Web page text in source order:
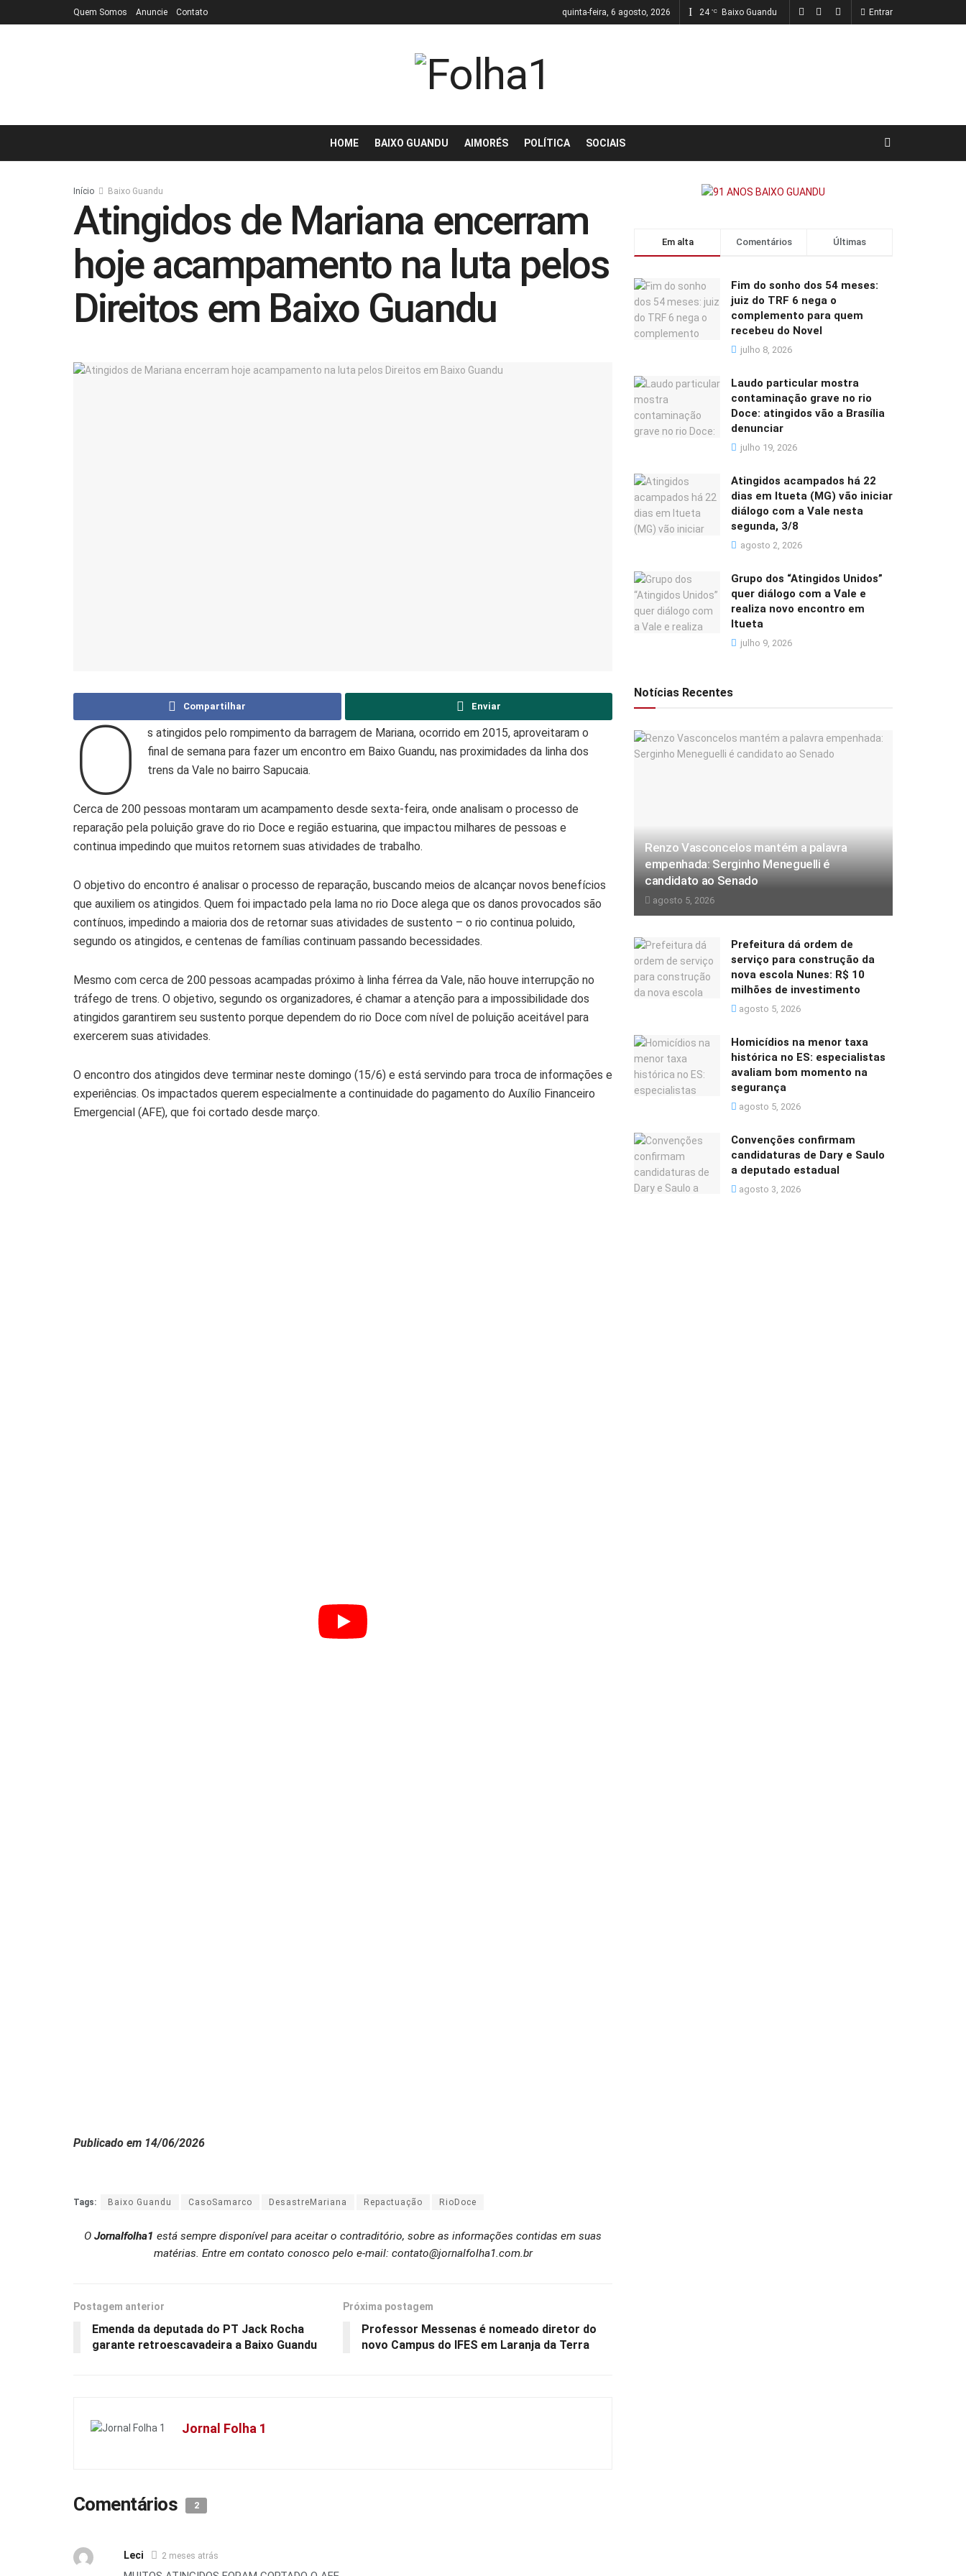
Quem Somos Anuncie Contato quinta-feira, 6 agosto, 2026 24 °C Baixo Guandu Entrar
HOME BAIXO GUANDU AIMORÉS POLÍTICA SOCIAIS
Início Baixo Guandu
Atingidos de Mariana encerram
hoje acampamento na luta pelos
Direitos em Baixo Guandu
Compartilhar Enviar
O
s atingidos pelo rompimento da barragem de Mariana, ocorrido em 2015, aproveitaram o
final de semana para fazer um encontro em Baixo Guandu, nas proximidades da linha dos
trens da Vale no bairro Sapucaia.
Cerca de 200 pessoas montaram um acampamento desde sexta-feira, onde analisam o processo de
reparação pela poluição grave do rio Doce e região estuarina, que impactou milhares de pessoas e
continua impedindo que muitos retornem suas atividades de trabalho.
O objetivo do encontro é analisar o processo de reparação, buscando meios de alcançar novos benefícios
que auxiliem os atingidos. Quem foi impactado pela lama no rio Doce alega que os danos provocados são
contínuos, impedindo a maioria dos de retornar suas atividades de sustento – o rio continua poluido,
segundo os atingidos, e centenas de famílias continuam passando becessidades.
Mesmo com cerca de 200 pessoas acampadas próximo à linha férrea da Vale, não houve interrupção no
tráfego de trens. O objetivo, segundo os organizadores, é chamar a atenção para a impossibilidade dos
atingidos garantirem seu sustento porque dependem do rio Doce com nível de poluição aceitável para
exercerem suas atividades.
O encontro dos atingidos deve terminar neste domingo (15/6) e está servindo para troca de informações e
experiências. Os impactados querem especialmente a continuidade do pagamento do Auxílio Financeiro
Emergencial (AFE), que foi cortado desde março.
Publicado em 14/06/2026
Tags: Baixo Guandu CasoSamarco DesastreMariana Repactuação RioDoce
O Jornalfolha1 está sempre disponível para aceitar o contraditório, sobre as informações contidas em suas
matérias. Entre em contato conosco pelo e-mail: contato@jornalfolha1.com.br
Postagem anterior
Emenda da deputada do PT Jack Rocha
garante retroescavadeira a Baixo Guandu
Próxima postagem
Professor Messenas é nomeado diretor do
novo Campus do IFES em Laranja da Terra
Jornal Folha 1
Comentários 2
Leci 2 meses atrás
Em alta Comentários Últimas
Fim do sonho dos 54 meses:
juiz do TRF 6 nega o
complemento para quem
recebeu do Novel
julho 8, 2026
Laudo particular mostra
contaminação grave no rio
Doce: atingidos vão a Brasília
denunciar
julho 19, 2026
Atingidos acampados há 22
dias em Itueta (MG) vão iniciar
diálogo com a Vale nesta
segunda, 3/8
agosto 2, 2026
Grupo dos “Atingidos Unidos”
quer diálogo com a Vale e
realiza novo encontro em
Itueta
julho 9, 2026
Notícias Recentes
Renzo Vasconcelos mantém a palavra
empenhada: Serginho Meneguelli é
candidato ao Senado
agosto 5, 2026
Prefeitura dá ordem de
serviço para construção da
nova escola Nunes: R$ 10
milhões de investimento
agosto 5, 2026
Homicídios na menor taxa
histórica no ES: especialistas
avaliam bom momento na
segurança
agosto 5, 2026
Convenções confirmam
candidaturas de Dary e Saulo
a deputado estadual
agosto 3, 2026